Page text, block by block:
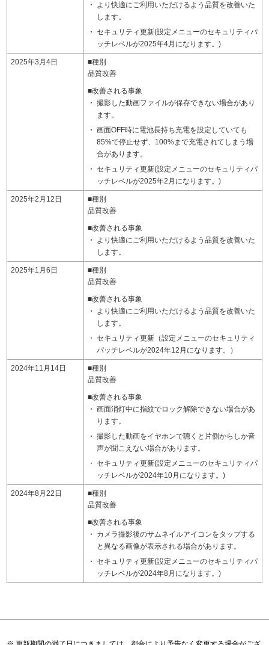
より快適にご利用いただけるよう品質を改善いた
します。
セキュリティ更新(設定メニューのセキュリティパ
ッチレベルが2025年4月になります。)
2025年3月4日
■種別
品質改善
■改善される事象
撮影した動画ファイルが保存できない場合があり
ます。
画面OFF時に電池長持ち充電を設定していても
85%で停止せず、100%まで充電されてしまう場
合があります。
セキュリティ更新(設定メニューのセキュリティパ
ッチレベルが2025年2月になります。)
2025年2月12日
■種別
品質改善
■改善される事象
より快適にご利用いただけるよう品質を改善いた
します。
2025年1月6日
■種別
品質改善
■改善される事象
より快適にご利用いただけるよう品質を改善いた
します。
セキュリティ更新（設定メニューのセキュリティ
パッチレベルが2024年12月になります。）
2024年11月14日
■種別
品質改善
■改善される事象
画面消灯中に指紋でロック解除できない場合があ
ります。
撮影した動画をイヤホンで聴くと片側からしか音
声が聞こえない場合があります。
セキュリティ更新(設定メニューのセキュリティパ
ッチレベルが2024年10月になります。)
2024年8月22日
■種別
品質改善
■改善される事象
カメラ撮影後のサムネイルアイコンをタップする
と異なる画像が表示される場合があります。
セキュリティ更新(設定メニューのセキュリティパ
ッチレベルが2024年8月になります。)